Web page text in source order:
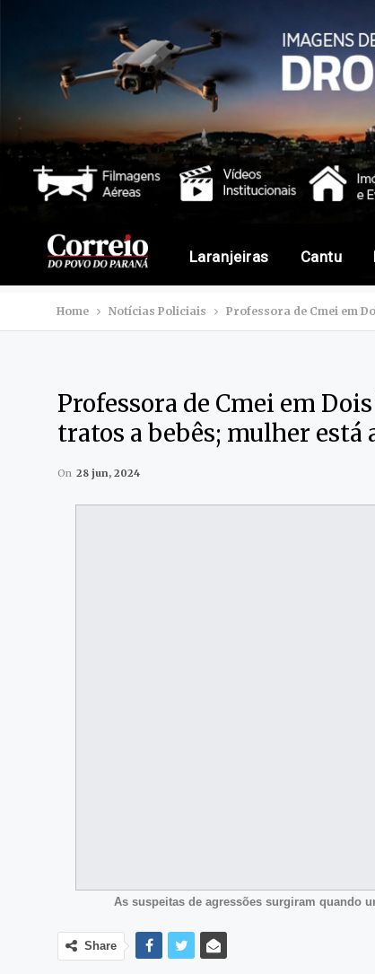
Laranjeiras Cantu
Home Notícias Policiais Professora de Cmei em
Professora de Cmei em
tratos a bebês; mulher está
On 28 jun, 2024
As suspeitas de agressões surgiram quando
Share